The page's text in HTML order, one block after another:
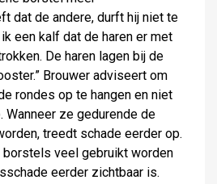
dat de andere, durft hij niet te
een kalf dat de haren er met
De haren lagen bij de
Brouwer adviseert om
rondes op te hangen en niet
Wanneer ze gedurende de
treedt schade eerder op.
borstels veel gebruikt worden
eerder zichtbaar is.